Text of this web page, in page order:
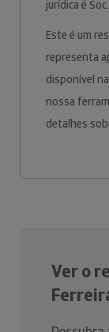
jurídica é
Este é um
representa
disponível
nossa
detalhes
Ver o